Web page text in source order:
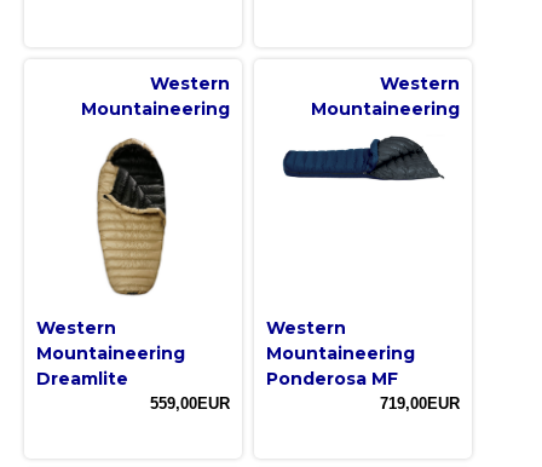
Western
Mountaineering
Western
Mountaineering
Dreamlite
559,00EUR
Western
Mountaineering
Western
Mountaineering
Ponderosa MF
719,00EUR